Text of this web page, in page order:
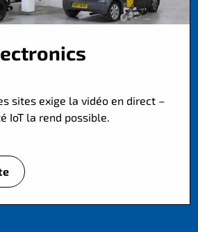
sites exige la vidéo en direct –
IoT la rend possible.